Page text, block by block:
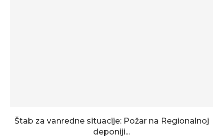
Štab za vanredne situacije: Požar na Regionalnoj
deponiji...